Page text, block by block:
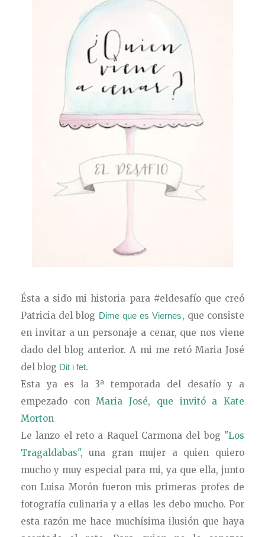
Ésta a sido mi historia para #eldesafío que creó
Patricia del blog Dime que es Viernes, que consiste
en invitar a un personaje a cenar, que nos viene
dado del blog anterior. A mi me retó Maria José
del blog Dit i fet.
Esta ya es la 3ª temporada del desafío y a
empezado conMaria José, que invitó a Kate
Morton
Le lanzo el reto a Raquel Carmona del bog "Los
Tragaldabas", una gran mujer a quien quiero
mucho y muy especial para mi, ya que ella, junto
con Luisa Morón fueron mis primeras profes de
fotografía culinaria y a ellas les debo mucho. Por
esta razón me hace muchísima ilusión que haya